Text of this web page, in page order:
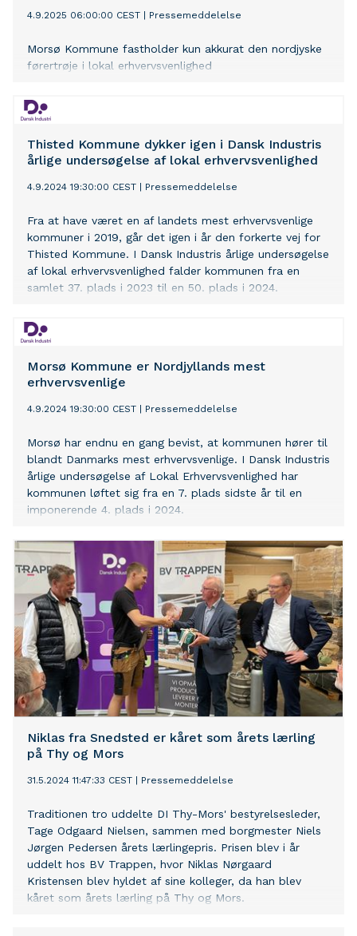
4.9.2025 06:00:00 CEST Pressemeddelelse
Morsø Kommune fastholder kun akkurat den nordjyske
førertrøje i lokal erhvervsvenlighed
Thisted Kommune dykker igen i Dansk Industris
årlige undersøgelse af lokal erhvervsvenlighed
4.9.2024 19:30:00 CEST Pressemeddelelse
Fra at have været en af landets mest erhvervsvenlige
kommuner i 2019, går det igen i år den forkerte vej for
Thisted Kommune. I Dansk Industris årlige undersøgelse
af lokal erhvervsvenlighed falder kommunen fra en
samlet 37. plads i 2023 til en 50. plads i 2024.
Morsø Kommune er Nordjyllands mest
erhvervsvenlige
4.9.2024 19:30:00 CEST Pressemeddelelse
Morsø har endnu en gang bevist, at kommunen hører til
blandt Danmarks mest erhvervsvenlige. I Dansk Industris
årlige undersøgelse af Lokal Erhvervsvenlighed har
kommunen løftet sig fra en 7. plads sidste år til en
imponerende 4. plads i 2024.
Niklas fra Snedsted er kåret som årets lærling
på Thy og Mors
31.5.2024 11:47:33 CEST Pressemeddelelse
Traditionen tro uddelte DI Thy-Mors' bestyrelsesleder,
Tage Odgaard Nielsen, sammen med borgmester Niels
Jørgen Pedersen årets lærlingepris. Prisen blev i år
uddelt hos BV Trappen, hvor Niklas Nørgaard
Kristensen blev hyldet af sine kolleger, da han blev
kåret som årets lærling på Thy og Mors.